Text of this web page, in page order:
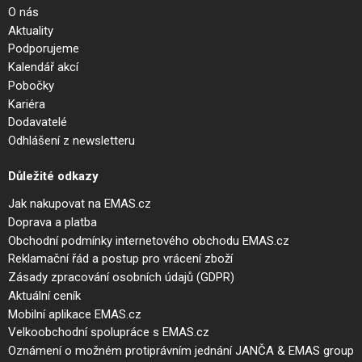
O nás
Aktuality
Podporujeme
Kalendář akcí
Pobočky
Kariéra
Dodavatelé
Odhlášení z newsletteru
Důležité odkazy
Jak nakupovat na EMAS.cz
Doprava a platba
Obchodní podmínky internetového obchodu EMAS.cz
Reklamační řád a postup pro vrácení zboží
Zásady zpracování osobních údajů (GDPR)
Aktuální ceník
Mobilní aplikace EMAS.cz
Velkoobchodní spolupráce s EMAS.cz
Oznámení o možném protiprávním jednání JANČA & EMAS group